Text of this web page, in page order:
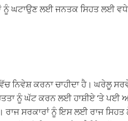
ਘਟਾਉਣ ਲਈ ਜਨਤਕ ਸਿਹਤ ਲਈ
ਨਿਵੇਸ਼ ਕਰਨਾ ਚਾਹੀਦਾ ਹੈ। ਘਰੇਲੂ
ਨੂੰ ਘੱਟ ਕਰਨ ਲਈ ਹਾਸ਼ੀਏ ‘ਤੇ ਪਈ
ਰਾਜ ਸਰਕਾਰਾਂ ਨੂੰ ਇਸ ਲਈ ਰਾਜ